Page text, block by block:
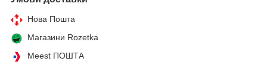
Нова Пошта
Магазини Rozetka
Meest ПОШТА